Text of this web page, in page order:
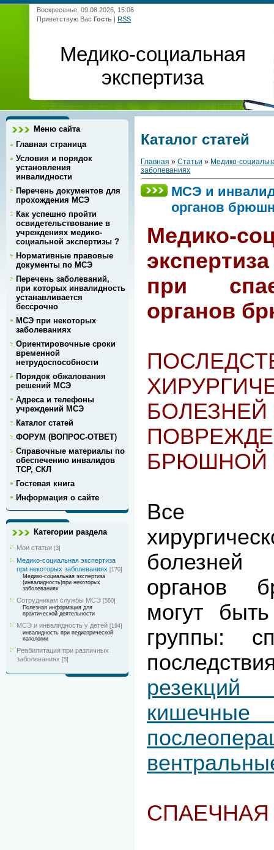
Воскресенье, 09.08.2026, 15:06
Приветствую Вас Гость | RSS
Медико-социальная
экспертиза
Меню сайта
Главная страница
Условия и порядок
установления
инвалидности
Перечень документов для
прохождения МСЭ
Как успешно пройти
освидетельствование в
учреждениях медико-
социальной экспертизы ?
Нормативные правовые
документы по МСЭ
Перечень заболеваний,
при которых инвалидность
устанавливается
бессрочно
МСЭ при некоторых
заболеваниях
Ориентировочные сроки
временной
нетрудоспособности
Порядок обжалования
решений МСЭ
Адреса и телефоны
учреждений МСЭ
Каталог статей
ФОРУМ (ВОПРОС-ОТВЕТ)
Справочные материалы по
обеспечению инвалидов
ТСР, СКЛ
Гостевая книга
Информация о сайте
Категории раздела
Мои статьи [3]
Медико-социальная экспертиза
при некоторых заболеваниях [170]
Медико-социальная экспертиза
(инвалидность)при некоторых
заболеваниях
Сотрудникам службы МСЭ [560]
Полезная информация для
практической деятельности
МСЭ и инвалидность у детей [194]
инвалидность при педиатрической
патологии
Реабилитация при различных
заболеваниях [5]
Каталог статей
Главная » Статьи » Медико-
заболеваниях
МСЭ и
органов
Медико-
при
органов
БРЮШНОЙ
Все
органов
могут
группы: